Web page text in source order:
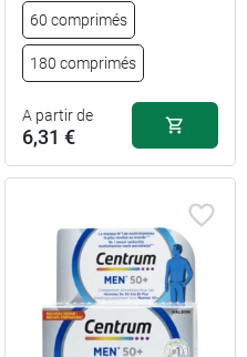
60 comprimés
180 comprimés
A partir de
6,31 €